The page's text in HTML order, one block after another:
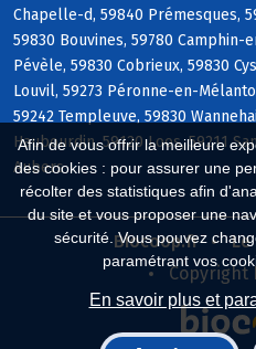
Afin de vous offrir la meilleure
des cookies : pour assurer une
récolter des statistiques afin
du site et vous proposer une
sécurité. Vous pouvez
paramétrant vos
En savoir plus et
Chapelle-d, 59840 Prémesques,
59830 Bouvines, 59780
Pévèle, 59830 Cobrieux, 59830
Louvil, 59273 Péronne-en-
59242 Templeuve, 59830
Haubourdin, 59120 Loos, 59211
Aubers
Biocoop.fr
Le
Copyright